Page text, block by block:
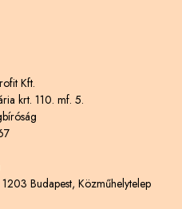
Kft.
krt. 110. mf. 5.
Budapest, Közműhelytelep